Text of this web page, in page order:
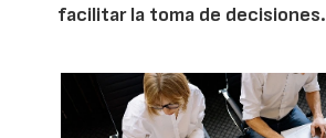
facilitar la toma de decisiones.